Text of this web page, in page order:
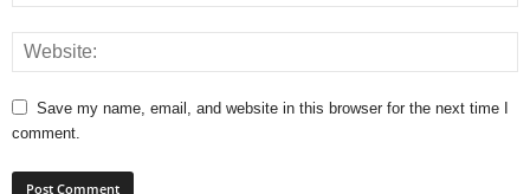
Save my name, email, and website in this browser for the next time I
comment.